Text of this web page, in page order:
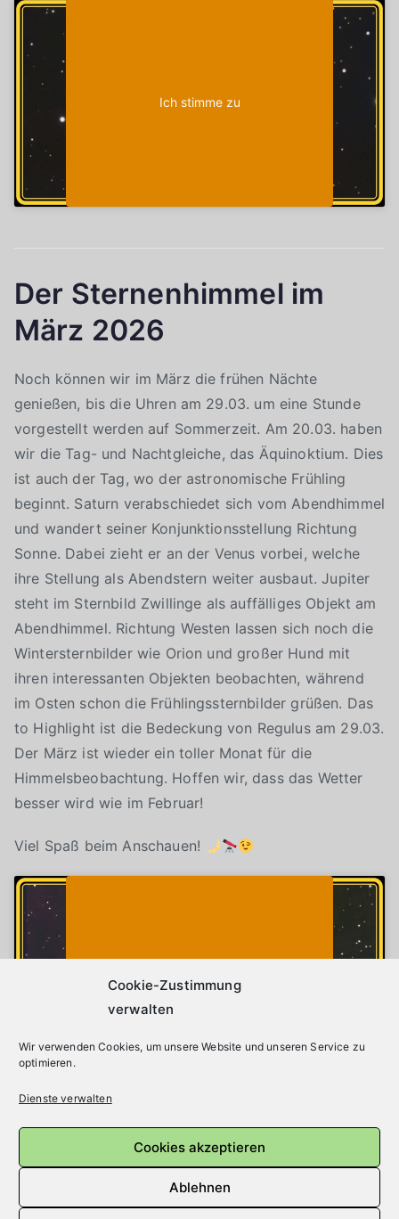
Cookie-Zustimmung
verwalten
Wir verwenden Cookies, um unsere Website und unseren Service zu
optimieren.
Dienste verwalten
Cookies akzeptieren
Ablehnen
Ich stimme zu
Der Sternenhimmel im
März 2026
Noch können wir im März die frühen Nächte
genießen, bis die Uhren am 29.03. um eine Stunde
vorgestellt werden auf Sommerzeit. Am 20.03. haben
wir die Tag- und Nachtgleiche, das Äquinoktium. Dies
ist auch der Tag, wo der astronomische Frühling
beginnt. Saturn verabschiedet sich vom Abendhimmel
und wandert seiner Konjunktionsstellung Richtung
Sonne. Dabei zieht er an der Venus vorbei, welche
ihre Stellung als Abendstern weiter ausbaut. Jupiter
steht im Sternbild Zwillinge als auffälliges Objekt am
Abendhimmel. Richtung Westen lassen sich noch die
Wintersternbilder wie Orion und großer Hund mit
ihren interessanten Objekten beobachten, während
im Osten schon die Frühlingssternbilder grüßen. Das
to Highlight ist die Bedeckung von Regulus am 29.03.
Der März ist wieder ein toller Monat für die
Himmelsbeobachtung. Hoffen wir, dass das Wetter
besser wird wie im Februar!
Viel Spaß beim Anschauen!
Ich stimme zu
Beitragsnavigation
Ältere Beiträge